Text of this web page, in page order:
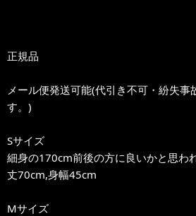
正規品
メール便発送可能(代引き不可・紛失事
す。)
Sサイズ
細身の170cm前後の方に良いかと思わ
丈70cm,身幅45cm
Mサイズ